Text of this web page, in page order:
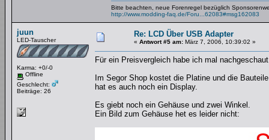
Bitte beachten, neue Forenregel bezüglich
http://www.modding-faq.de/Foru...62083#msg162083
juun
LED-Tauscher
Karma: +0/-0
Offline
Geschlecht:
Beiträge: 26
Re: LCD Über USB Adapter
« Antwort #5 am: März 7, 2006, 10:39:02 »
Für ein Preisvergleich habe ich mal
Im Segor Shop kostet die Platine und die
hat es auch noch ein Display.
Es giebt noch ein Gehäuse und zwei Winkel.
Ein Bild zum Gehäuse het es leider nicht: